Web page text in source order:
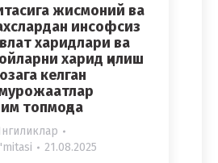
жисмоний ва
инсофсиз
харидлари ва
харид қилиш
келган
топмоқда
21.08.2025